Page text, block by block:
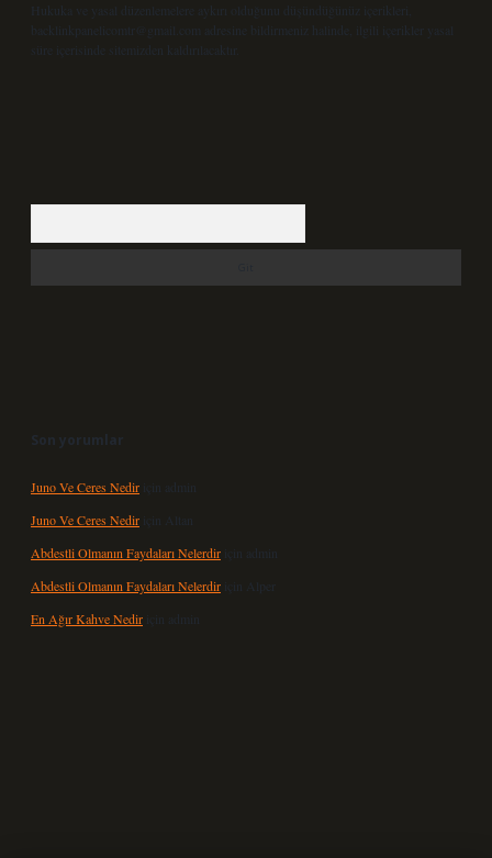
Hukuka ve yasal düzenlemelere aykırı olduğunu düşündüğünüz içerikleri,
backlinkpanelicomtr@gmail.com
adresine bildirmeniz halinde, ilgili içerikler yasal
süre içerisinde sitemizden kaldırılacaktır.
Son yorumlar
Juno Ve Ceres Nedir için
admin
Juno Ve Ceres Nedir için Altan
Abdestli Olmanın Faydaları Nelerdir için
admin
Abdestli Olmanın Faydaları Nelerdir için Alper
En Ağır Kahve Nedir için admin